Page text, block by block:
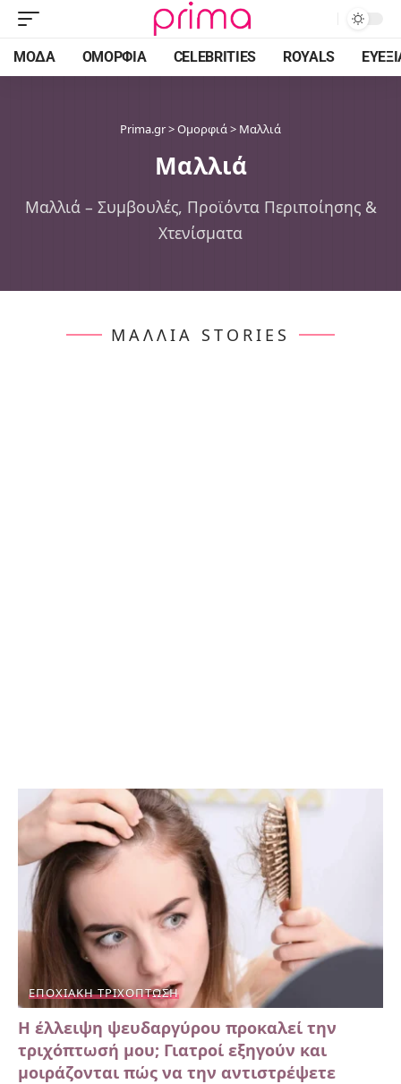
ΜΌΔΑ ΟΜΟΡΦΙΆ CELEBRITIES ROYALS
Prima.gr>Ομορφιά> Μαλλιά
Μαλλιά
Μαλλιά – Συμβουλές, Προϊόντα Περιποίησης &
Χτενίσματα
ΜΑΛΛΙΆ STORIES
ΕΠΟΧΙΑΚΉ ΤΡΙΧΌΠΤΩΣΗ
Η έλλειψη ψευδαργύρου προκαλεί την
τριχόπτωσή μου; Γιατροί εξηγούν και
μοιράζονται πώς να την αντιστρέψετε